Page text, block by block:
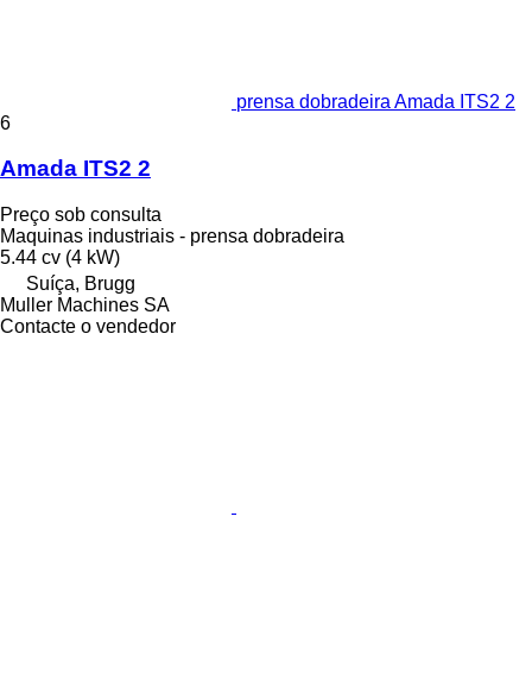
prensa dobradeira Amada ITS2 2
6
Amada ITS2 2
Preço sob consulta
Maquinas industriais - prensa dobradeira
5.44 cv (4 kW)
Suíça, Brugg
Muller Machines SA
Contacte o vendedor